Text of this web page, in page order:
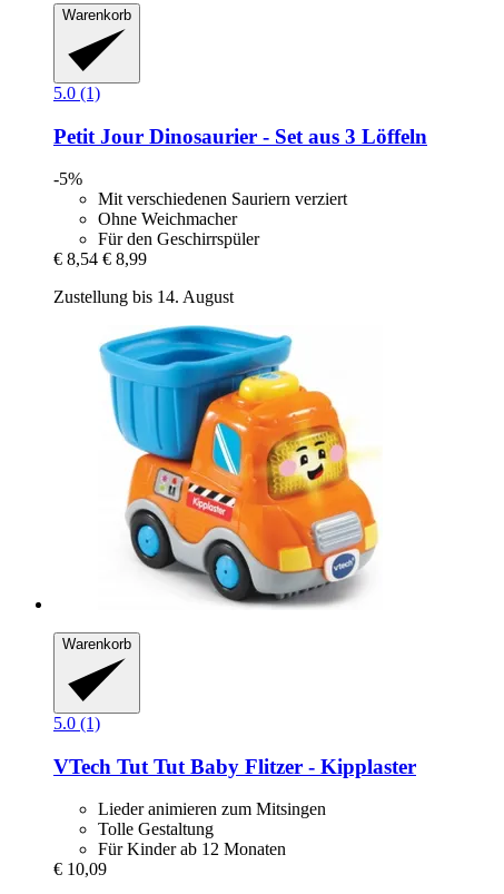
Warenkorb
5.0 (1)
Petit Jour Dinosaurier -​ Set aus 3 Löffeln
-5%
Mit verschiedenen Sauriern verziert
Ohne Weichmacher
Für den Geschirrspüler
€ 8,54 € 8,99
Zustellung bis 14. August
Warenkorb
5.0 (1)
VTech Tut Tut Baby Flitzer -​ Kipplaster
Lieder animieren zum Mitsingen
Tolle Gestaltung
Für Kinder ab 12 Monaten
€ 10,09